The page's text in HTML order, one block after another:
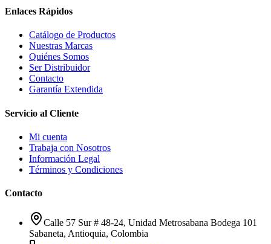
Enlaces Rápidos
Catálogo de Productos
Nuestras Marcas
Quiénes Somos
Ser Distribuidor
Contacto
Garantía Extendida
Servicio al Cliente
Mi cuenta
Trabaja con Nosotros
Información Legal
Términos y Condiciones
Contacto
Calle 57 Sur # 48-24, Unidad Metrosabana Bodega 101
Sabaneta, Antioquia, Colombia